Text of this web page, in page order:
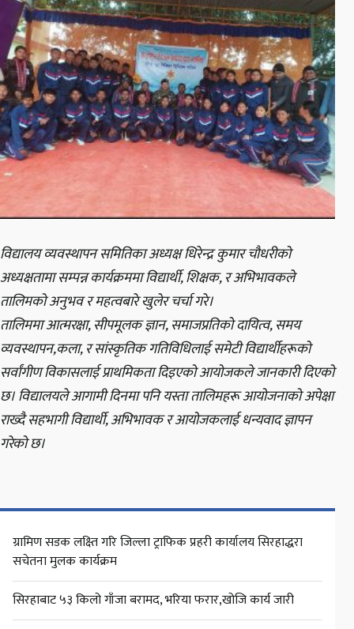
विद्यालय व्यवस्थापन समितिका अध्यक्ष धिरेन्द्र कुमार चौधरीको
अध्यक्षतामा सम्पन्न कार्यक्रममा विद्यार्थी, शिक्षक, र अभिभावकले
तालिमको अनुभव र महत्वबारे खुलेर चर्चा गरे।
तालिममा आत्मरक्षा, सीपमूलक ज्ञान, समाजप्रतिको दायित्व, समय
व्यवस्थापन,कला, र सांस्कृतिक गतिविधिलाई समेटी विद्यार्थीहरूको
सर्वांगीण विकासलाई प्राथमिकता दिइएको आयोजकले जानकारी दिएको
छ। विद्यालयले आगामी दिनमा पनि यस्ता तालिमहरू आयोजनाको अपेक्षा
राख्दै सहभागी विद्यार्थी, अभिभावक र आयोजकलाई धन्यवाद ज्ञापन
गरेको छ।
ग्रामिण सडक लक्ष्ति गरि जिल्ला ट्राफिक प्रहरी कार्यालय सिरहाद्धरा
सचेतना मुलक कार्यक्रम
सिरहाबाट ५३ किलो गाँजा बरामद, भरिया फरार,खोजि कार्य जारी